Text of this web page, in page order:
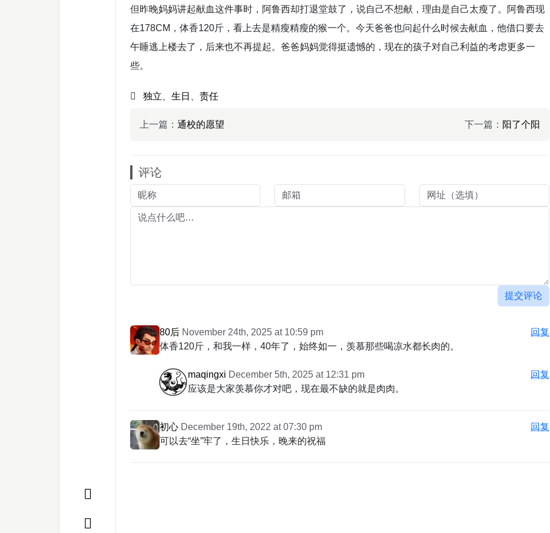
但昨晚妈妈讲起献血这件事时，阿鲁西却打退堂鼓了，说自己不想献，理由是自己太瘦了。阿鲁西现
在178CM，体香120斤，看上去是精瘦精瘦的猴一个。今天爸爸也问起什么时候去献血，他借口要去
午睡逃上楼去了，后来也不再提起。爸爸妈妈觉得挺遗憾的，现在的孩子对自己利益的考虑更多一
些。
独立 生日 责任
上一篇： 通校的愿望 下一篇： 阳了个阳
评论
提交评论
80后 November 24th, 2025 at 10:59 pm
回复
体香120斤，和我一样，40年了，始终如一，羡慕那些喝凉水都长肉的。
maqingxi December 5th, 2025 at 12:31 pm
回复
应该是大家羡慕你才对吧，现在最不缺的就是肉肉。
初心 December 19th, 2022 at 07:30 pm
回复
可以去“坐”牢了，生日快乐，晚来的祝福